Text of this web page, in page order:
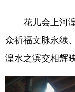
花儿会上河湟
众祈福文脉永续
湟水之滨交相辉